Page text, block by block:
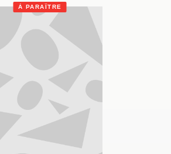
À PARAÎTRE